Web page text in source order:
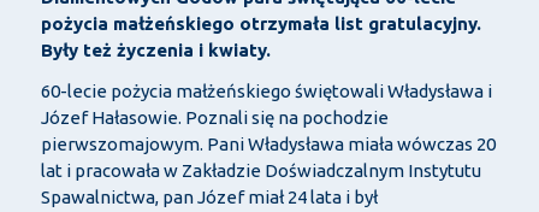
pożycia małżeńskiego otrzymała list gratulacyjny.
Były też życzenia i kwiaty.
60-lecie pożycia małżeńskiego świętowali Władysława i
Józef Hałasowie. Poznali się na pochodzie
pierwszomajowym. Pani Władysława miała wówczas 20
lat i pracowała w Zakładzie Doświadczalnym Instytutu
Spawalnictwa, pan Józef miał 24 lata i był